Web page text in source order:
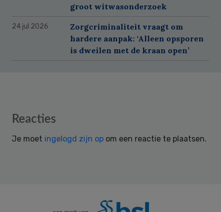
groot witwasonderzoek
24 jul 2026
Zorgcriminaliteit vraagt om
hardere aanpak: ‘Alleen opsporen
is dweilen met de kraan open’
Reader
Reacties
Je moet ingelogd zijn op om een reactie te plaatsen.